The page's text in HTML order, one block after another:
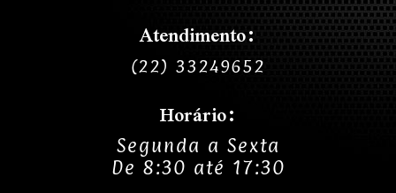
Atendimento:
(22) 33249652
Horário:
Segunda a Sexta
De 8:30 até 17:30